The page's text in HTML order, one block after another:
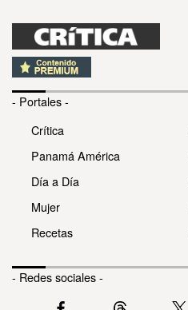
- Portales -
Crítica
Panamá América
Día a Día
Mujer
Recetas
- Redes sociales -